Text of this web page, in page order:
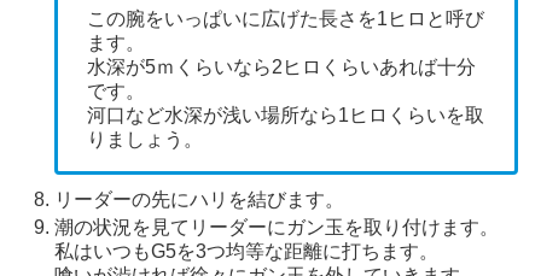
この腕をいっぱいに広げた長さを1ヒロと呼び
ます。
水深が5ｍくらいなら2ヒロくらいあれば十分
です。
河口など水深が浅い場所なら1ヒロくらいを取
りましょう。
リーダーの先にハリを結びます。
潮の状況を見てリーダーにガン玉を取り付けます。
私はいつもG5を3つ均等な距離に打ちます。